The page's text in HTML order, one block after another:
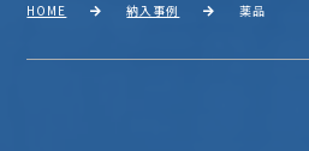
HOME 納入事例 薬品